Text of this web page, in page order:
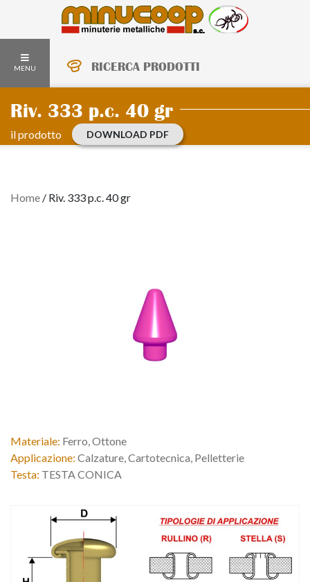
MENU RICERCA PRODOTTI
Riv. 333 p.c. 40 gr
il prodotto DOWNLOAD PDF
Home / Riv. 333 p.c. 40 gr
Materiale: Ferro, Ottone
Applicazione: Calzature, Cartotecnica, Pelletterie
Testa: TESTA CONICA